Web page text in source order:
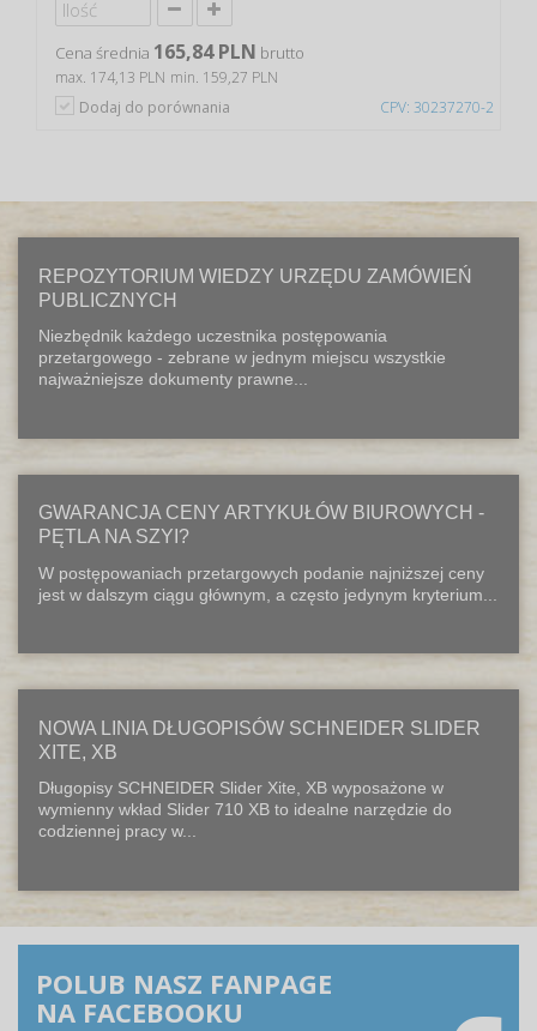
CPV: 30237270-2
Cena średnia 165,84 PLN brutto
max. 174,13 PLN min. 159,27 PLN
Dodaj do porównania
REPOZYTORIUM WIEDZY URZĘDU ZAMÓWIEŃ
PUBLICZNYCH
Niezbędnik każdego uczestnika postępowania
przetargowego - zebrane w jednym miejscu wszystkie
najważniejsze dokumenty prawne...
GWARANCJA CENY ARTYKUŁÓW BIUROWYCH -
PĘTLA NA SZYI?
W postępowaniach przetargowych podanie najniższej ceny
jest w dalszym ciągu głównym, a często jedynym kryterium...
NOWA LINIA DŁUGOPISÓW SCHNEIDER SLIDER
XITE, XB
Długopisy SCHNEIDER Slider Xite, XB wyposażone w
wymienny wkład Slider 710 XB to idealne narzędzie do
codziennej pracy w...
POLUB NASZ FANPAGE
NA FACEBOOKU